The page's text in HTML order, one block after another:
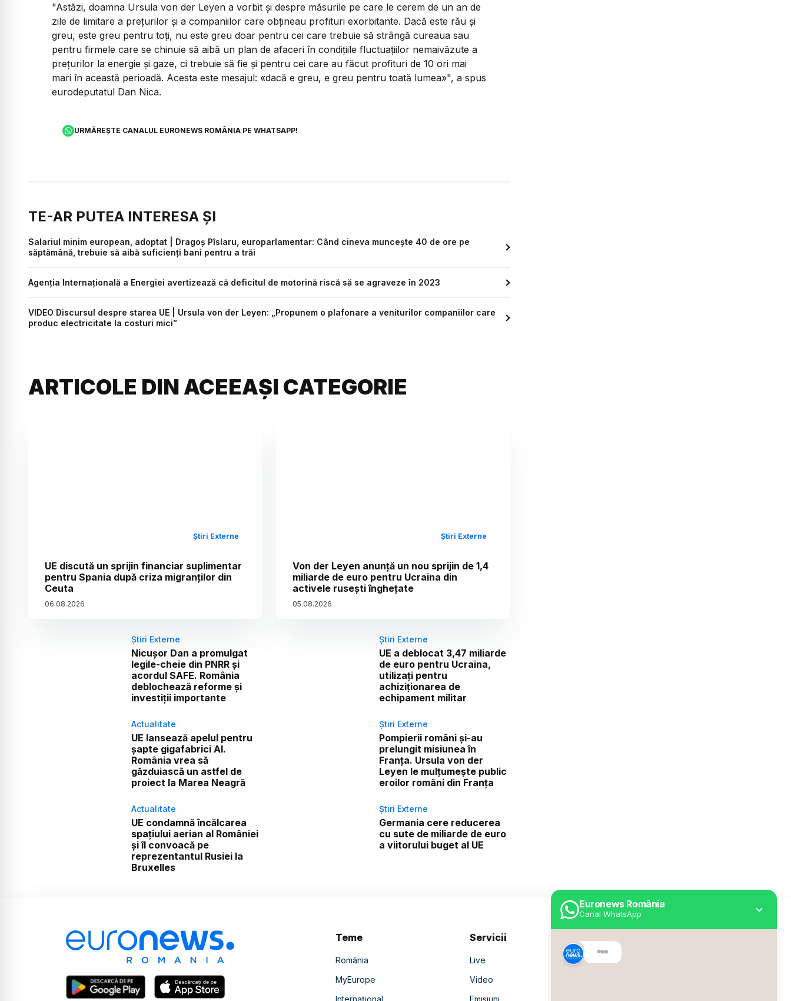
Euronews România
Canal WhatsApp
"Astăzi, doamna Ursula von der Leyen a vorbit și despre măsurile pe care le cerem de un an de
zile de limitare a prețurilor și a companiilor care obțineau profituri exorbitante. Dacă este rău și
greu, este greu pentru toți, nu este greu doar pentru cei care trebuie să strângă cureaua sau
pentru firmele care se chinuie să aibă un plan de afaceri în condițiile fluctuațiilor nemaivăzute a
prețurilor la energie și gaze, ci trebuie să fie și pentru cei care au făcut profituri de 10 ori mai
mari în această perioadă. Acesta este mesajul: «dacă e greu, e greu pentru toată lumea»", a spus
eurodeputatul Dan Nica.
URMĂREȘTE CANALUL EURONEWS ROMÂNIA PE WHATSAPP!
TE-AR PUTEA INTERESA ȘI
Salariul minim european, adoptat | Dragoș Pîslaru, europarlamentar: Când cineva muncește 40 de ore pe
săptămână, trebuie să aibă suficienți bani pentru a trăi
Agenţia Internaţională a Energiei avertizează că deficitul de motorină riscă să se agraveze în 2023
VIDEO Discursul despre starea UE | Ursula von der Leyen: „Propunem o plafonare a veniturilor companiilor care
produc electricitate la costuri mici”
ARTICOLE DIN ACEEAȘI CATEGORIE
Știri Externe
UE discută un sprijin financiar suplimentar
pentru Spania după criza migranților din
Ceuta
06.08.2026
Știri Externe
Von der Leyen anunță un nou sprijin de 1,4
miliarde de euro pentru Ucraina din
activele rusești înghețate
05.08.2026
Știri Externe
Nicușor Dan a promulgat
legile-cheie din PNRR și
acordul SAFE. România
deblochează reforme și
investiții importante
Știri Externe
UE a deblocat 3,47 miliarde
de euro pentru Ucraina,
utilizați pentru
achiziționarea de
echipament militar
Actualitate
UE lansează apelul pentru
șapte gigafabrici AI.
România vrea să
găzduiască un astfel de
proiect la Marea Neagră
Știri Externe
Pompierii români și-au
prelungit misiunea în
Franța. Ursula von der
Leyen le mulțumește public
eroilor români din Franța
Actualitate
UE condamnă încălcarea
spațiului aerian al României
și îl convoacă pe
reprezentantul Rusiei la
Bruxelles
Știri Externe
Germania cere reducerea
cu sute de miliarde de euro
a viitorului buget al UE
Teme
România
MyEurope
Internațional
Servicii
Live
Video
Emisiuni
Despre Euronews